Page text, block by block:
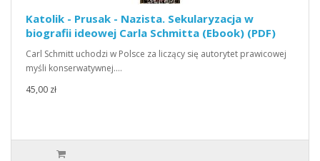
Katolik - Prusak - Nazista. Sekularyzacja w
biografii ideowej Carla Schmitta (Ebook) (PDF)
Carl Schmitt uchodzi w Polsce za liczący się autorytet prawicowej
myśli konserwatywnej.…
45,00 zł